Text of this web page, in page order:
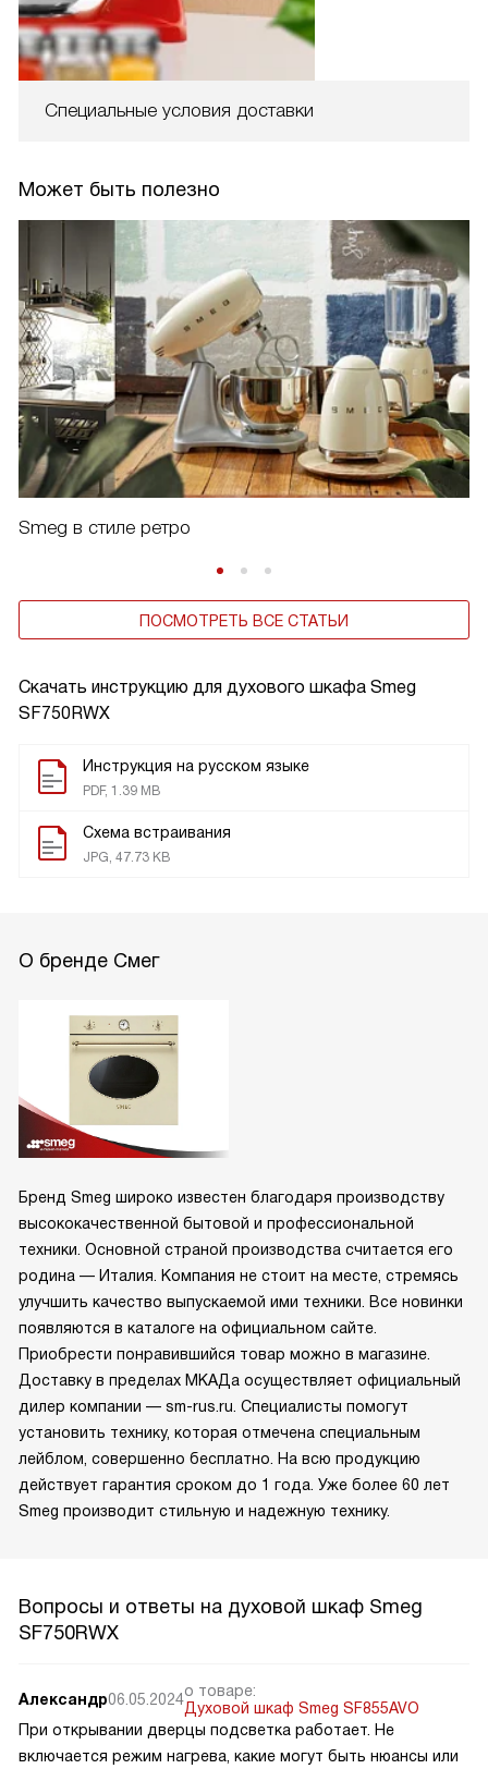
Скачать инструкцию для духового шкафа Smeg
SF750RWX
Инструкция на русском языке
PDF, 1.39 MB
Схема встраивания
JPG, 47.73 KB
Специальные условия доставки
Может быть полезно
Smeg в стиле ретро
ПОСМОТРЕТЬ ВСЕ СТАТЬИ
О бренде Смег
Бренд Smeg широко известен благодаря производству
высококачественной бытовой и профессиональной
техники. Основной страной производства считается его
родина — Италия. Компания не стоит на месте, стремясь
улучшить качество выпускаемой ими техники. Все новинки
появляются в каталоге на официальном сайте.
Приобрести понравившийся товар можно в магазине.
Доставку в пределах МКАДа осуществляет официальный
дилер компании — sm-rus.ru. Специалисты помогут
установить технику, которая отмечена специальным
лейблом, совершенно бесплатно. На всю продукцию
действует гарантия сроком до 1 года. Уже более 60 лет
Smeg производит стильную и надежную технику.
Вопросы и ответы на духовой шкаф Smeg
SF750RWX
Александр06.05.2024о товаре:
Духовой шкаф Smeg SF855AVO
При открывании дверцы подсветка работает. Не
включается режим нагрева, какие могут быть нюансы или